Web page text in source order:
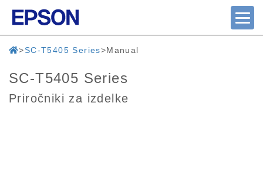
SC-T5405 Series Manual
SC-T5405 Series
Priročniki za izdelke